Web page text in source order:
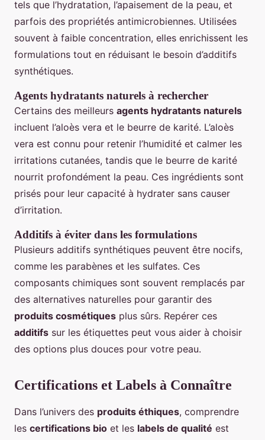
tels que l’hydratation, l’apaisement de la peau, et
parfois des propriétés antimicrobiennes. Utilisées
souvent à faible concentration, elles enrichissent les
formulations tout en réduisant le besoin d’additifs
synthétiques.
Agents hydratants naturels à rechercher
Certains des meilleurs agents hydratants naturels
incluent l’aloès vera et le beurre de karité. L’aloès
vera est connu pour retenir l’humidité et calmer les
irritations cutanées, tandis que le beurre de karité
nourrit profondément la peau. Ces ingrédients sont
prisés pour leur capacité à hydrater sans causer
d’irritation.
Additifs à éviter dans les formulations
Plusieurs additifs synthétiques peuvent être nocifs,
comme les parabènes et les sulfates. Ces
composants chimiques sont souvent remplacés par
des alternatives naturelles pour garantir des
produits cosmétiques plus sûrs. Repérer ces
additifs sur les étiquettes peut vous aider à choisir
des options plus douces pour votre peau.
Certifications et Labels à Connaître
Dans l’univers des produits éthiques, comprendre
les certifications bio et les labels de qualité est